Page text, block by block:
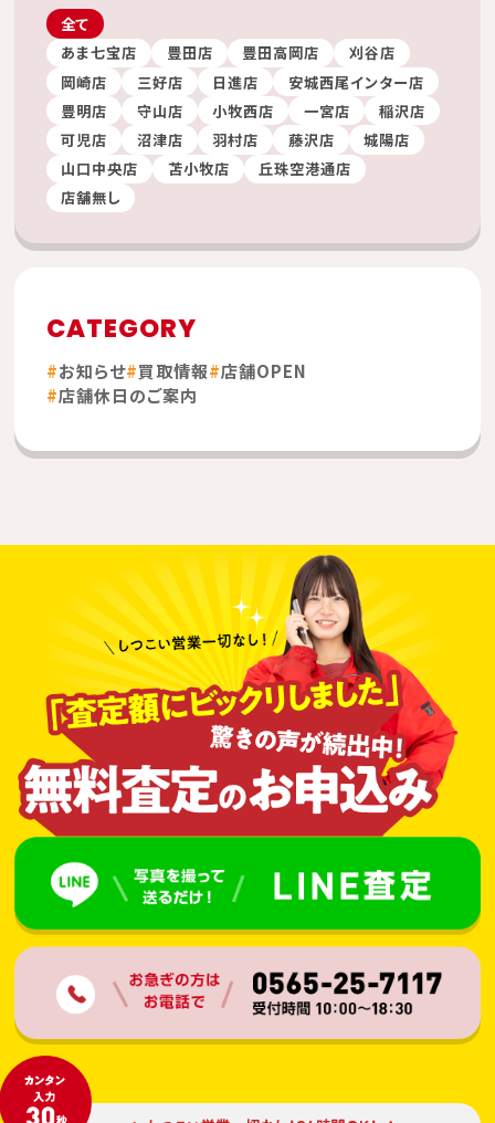
全て
あま七宝店
豊田店 豊田高岡店
刈谷店
岡崎店
三好店 日進店
安城西尾インター店
豊明店
守山店 小牧西店 一宮店
稲沢店
可児店
沼津店 羽村店 藤沢店
城陽店
山口中央店
苫小牧店
丘珠空港通店
店舗無し
CATEGORY
お知らせ 買取情報 店舗OPEN
店舗休日のご案内